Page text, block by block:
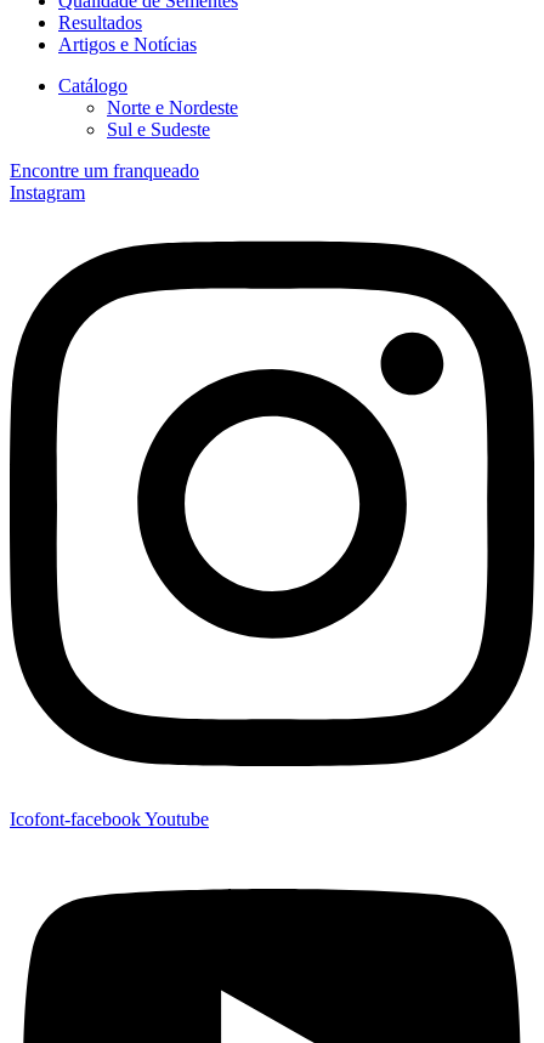
Resultados
Artigos e Notícias
Catálogo
Norte e Nordeste
Sul e Sudeste
Encontre um franqueado
Instagram
Icofont-facebookYoutube